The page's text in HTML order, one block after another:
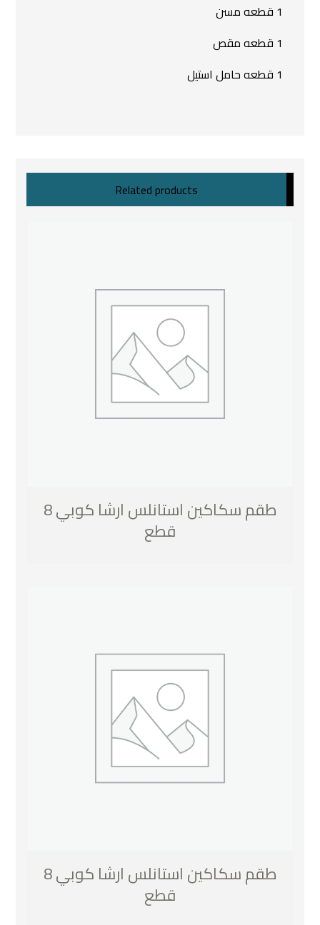
1 قطعه مسن
1 قطعه مقص
1 قطعه حامل استيل
Related products
طقم سكاكين استانلس ارشا كوبي 8
قطع
طقم سكاكين استانلس ارشا كوبي 8
قطع